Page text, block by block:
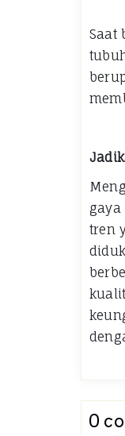
Saat
tren
0